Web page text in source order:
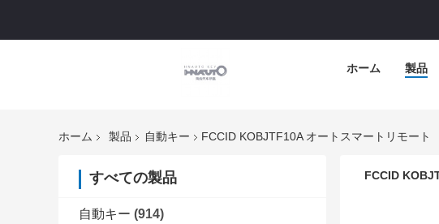
ホーム 製品
ホーム 製品 自動キー FCCID KOBJTF10A オートスマートリモート
すべての製品
自動キー (914)
FCCID